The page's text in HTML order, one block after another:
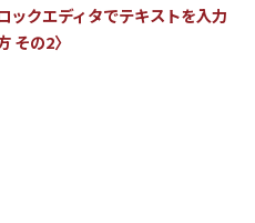
ックエディタでテキストを入力
その2〉